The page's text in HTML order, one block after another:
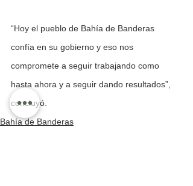
“Hoy el pueblo de Bahía de Banderas
confía en su gobierno y eso nos
compromete a seguir trabajando como
hasta ahora y a seguir dando resultados”,
concluyó.
Bahía de Banderas